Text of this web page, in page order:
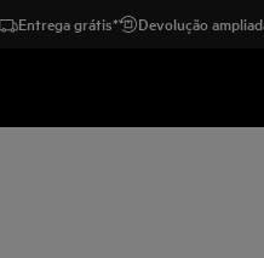
Entrega grátis* Devolução